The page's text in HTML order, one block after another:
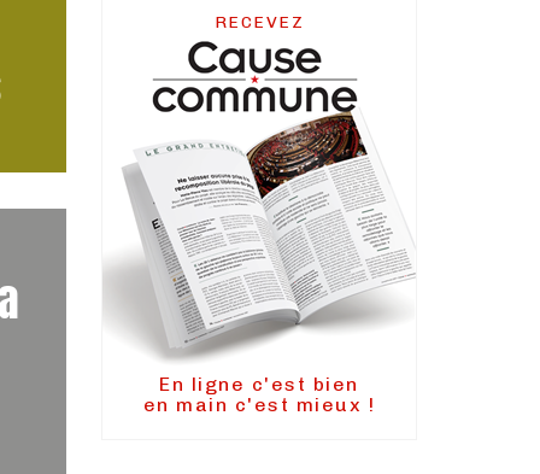
RECEVEZ
En ligne c'est bien
en main c'est mieux !